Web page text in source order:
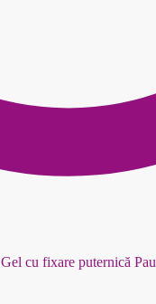
Gel cu fixare puternică